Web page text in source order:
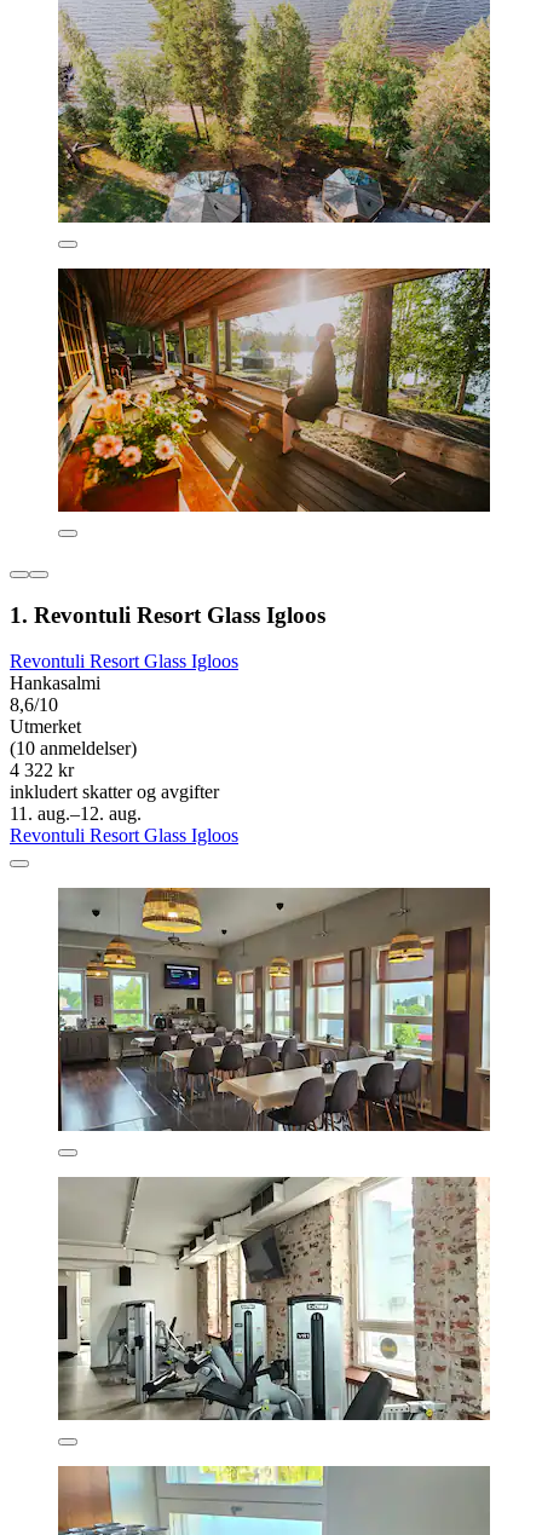
1. Revontuli Resort Glass Igloos
Revontuli Resort Glass Igloos
Hankasalmi
8,6/10
Utmerket
(10 anmeldelser)
4 322 kr
inkludert skatter og avgifter
11. aug.–12. aug.
Revontuli Resort Glass Igloos